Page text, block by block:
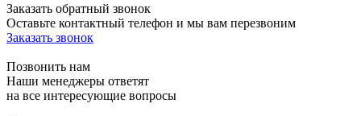
Заказать обратный звонок
Оставьте контактный телефон и мы вам перезвоним
Заказать звонок
Позвонить нам
Наши менеджеры ответят
на все интересующие вопросы